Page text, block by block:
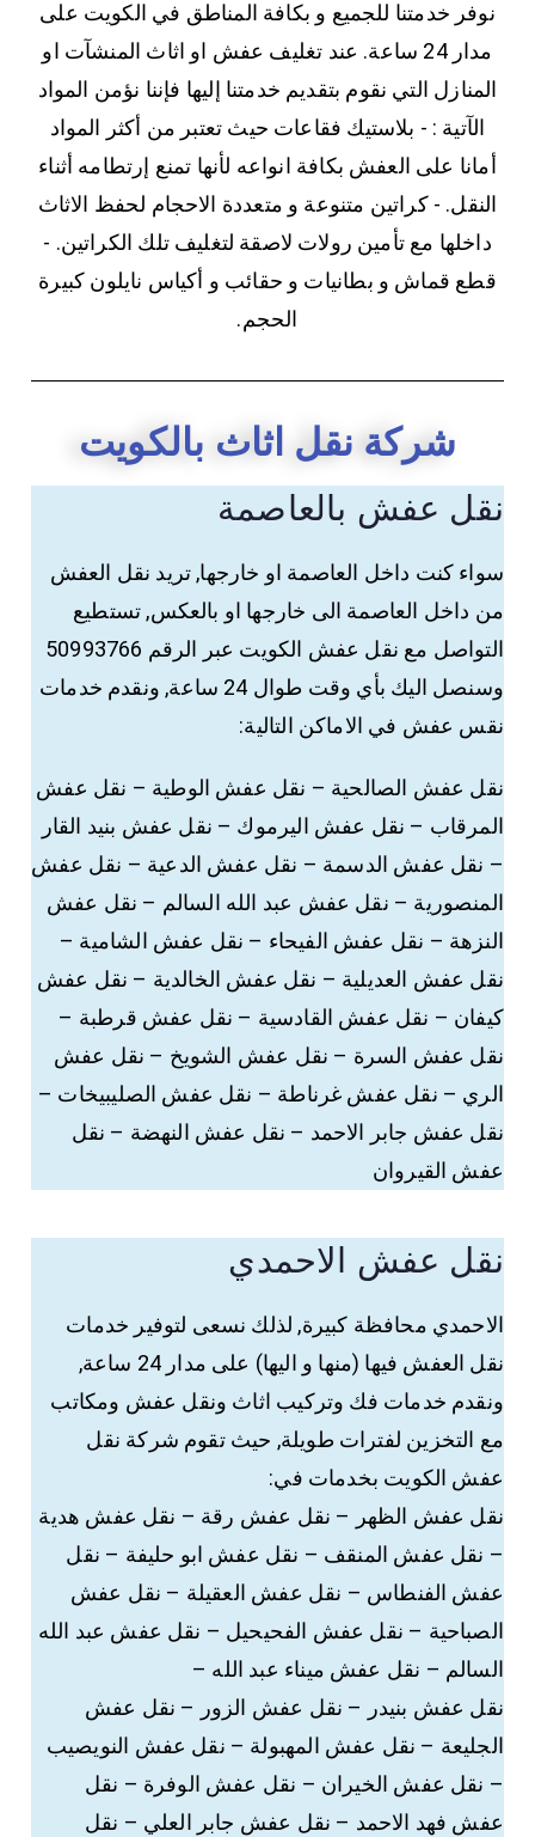
نوفر خدمتنا للجميع و بكافة المناطق في الكويت على
مدار 24 ساعة. عند تغليف عفش او اثاث المنشآت او
المنازل التي نقوم بتقديم خدمتنا إليها فإننا نؤمن المواد
الآتية : - بلاستيك فقاعات حيث تعتبر من أكثر المواد
أمانا على العفش بكافة انواعه لأنها تمنع إرتطامه أثناء
النقل. - كراتين متنوعة و متعددة الاحجام لحفظ الاثاث
داخلها مع تأمين رولات لاصقة لتغليف تلك الكراتين. -
قطع قماش و بطانيات و حقائب و أكياس نايلون كبيرة
الحجم.
شركة نقل اثاث بالكويت
نقل عفش بالعاصمة
سواء كنت داخل العاصمة او خارجها, تريد نقل العفش
من داخل العاصمة الى خارجها او بالعكس, تستطيع
التواصل مع نقل عفش الكويت عبر الرقم 50993766
وسنصل اليك بأي وقت طوال 24 ساعة, ونقدم خدمات
نقس عفش في الاماكن التالية:
نقل عفش الصالحية – نقل عفش الوطية – نقل عفش
المرقاب – نقل عفش اليرموك – نقل عفش بنيد القار
– نقل عفش الدسمة – نقل عفش الدعية – نقل عفش
المنصورية – نقل عفش عبد الله السالم – نقل عفش
النزهة – نقل عفش الفيحاء – نقل عفش الشامية –
نقل عفش العديلية – نقل عفش الخالدية – نقل عفش
كيفان – نقل عفش القادسية – نقل عفش قرطبة –
نقل عفش السرة – نقل عفش الشويخ – نقل عفش
الري – نقل عفش غرناطة – نقل عفش الصليبيخات –
نقل عفش جابر الاحمد – نقل عفش النهضة – نقل
عفش القيروان
نقل عفش الاحمدي
الاحمدي محافظة كبيرة, لذلك نسعى لتوفير خدمات
نقل العفش فيها (منها و اليها) على مدار 24 ساعة,
ونقدم خدمات فك وتركيب اثاث ونقل عفش ومكاتب
مع التخزين لفترات طويلة, حيث تقوم شركة نقل
عفش الكويت بخدمات في:
نقل عفش الظهر – نقل عفش رقة – نقل عفش هدية
– نقل عفش المنقف – نقل عفش ابو حليفة – نقل
عفش الفنطاس – نقل عفش العقيلة – نقل عفش
الصباحية – نقل عفش الفحيحيل – نقل عفش عبد الله
السالم – نقل عفش ميناء عبد الله –
نقل عفش بنيدر – نقل عفش الزور – نقل عفش
الجليعة – نقل عفش المهبولة – نقل عفش النويصيب
– نقل عفش الخيران – نقل عفش الوفرة – نقل
عفش فهد الاحمد – نقل عفش جابر العلي – نقل